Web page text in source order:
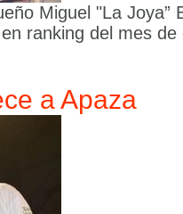
Miguel "La Joya”
ranking del mes de
a Apaza